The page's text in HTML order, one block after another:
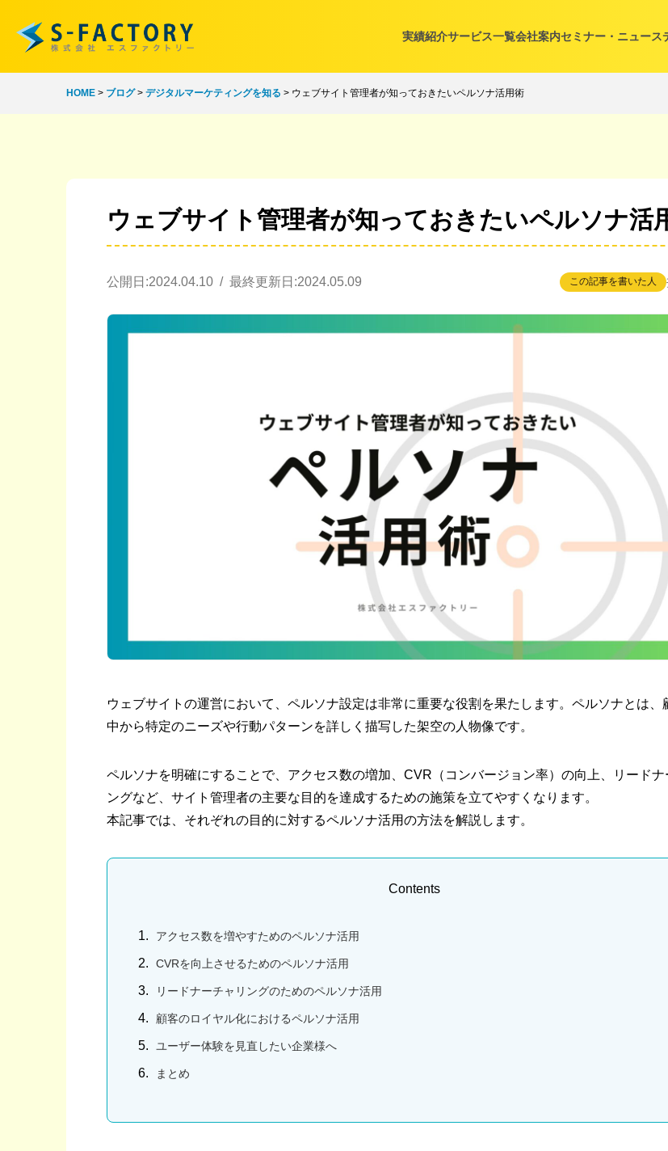
実績紹介サービス一覧会社案内セミナー・ニュース
HOME > ブログ> デジタルマーケティングを知る > ウェブサイト管理者が知っておきたいペルソナ活用術
ウェブサイト管理者が知っておきたいペルソナ活
公開日:2024.04.10 / 最終更新日:2024.05.09 この記事を書いた人
ウェブサイトの運営において、ペルソナ設定は非常に重要な役割を果たします。ペルソナとは、
中から特定のニーズや行動パターンを詳しく描写した架空の人物像です。
ペルソナを明確にすることで、アクセス数の増加、CVR（コンバージョン率）の向上、リードナ
ングなど、サイト管理者の主要な目的を達成するための施策を立てやすくなります。
本記事では、それぞれの目的に対するペルソナ活用の方法を解説します。
Contents
アクセス数を増やすためのペルソナ活用
CVRを向上させるためのペルソナ活用
リードナーチャリングのためのペルソナ活用
顧客のロイヤル化におけるペルソナ活用
ユーザー体験を見直したい企業様へ
まとめ